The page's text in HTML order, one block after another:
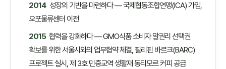
2014 성장의 기반을 마련하다 — 국제협동조합연맹(ICA) 가입,
오포물류센터 이전
2015 협력을 강화하다 — GMO식품 소비자 알권리 선택권
확보를 위한 서울시와의 업무협약 체결, 필리핀 바르크(BARC)
프로젝트 실시, 제 3호 민중교역 생활재 동티모르 커피 공급